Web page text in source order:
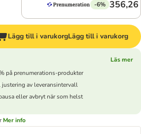
-6% 356,26
Lägg till i varukorgLägg till i varukorg
Läs mer
på prenumerations-produkter
justering av leveransintervall
eller avbryt när som helst
Mer info